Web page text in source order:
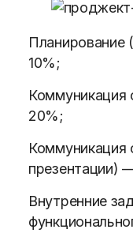
Планирование
10%;
20%;
Коммуникация
презентации)
Внутренние